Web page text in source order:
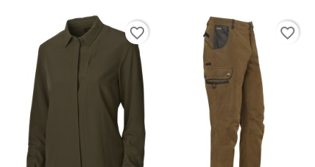
favorite_border favorite_border